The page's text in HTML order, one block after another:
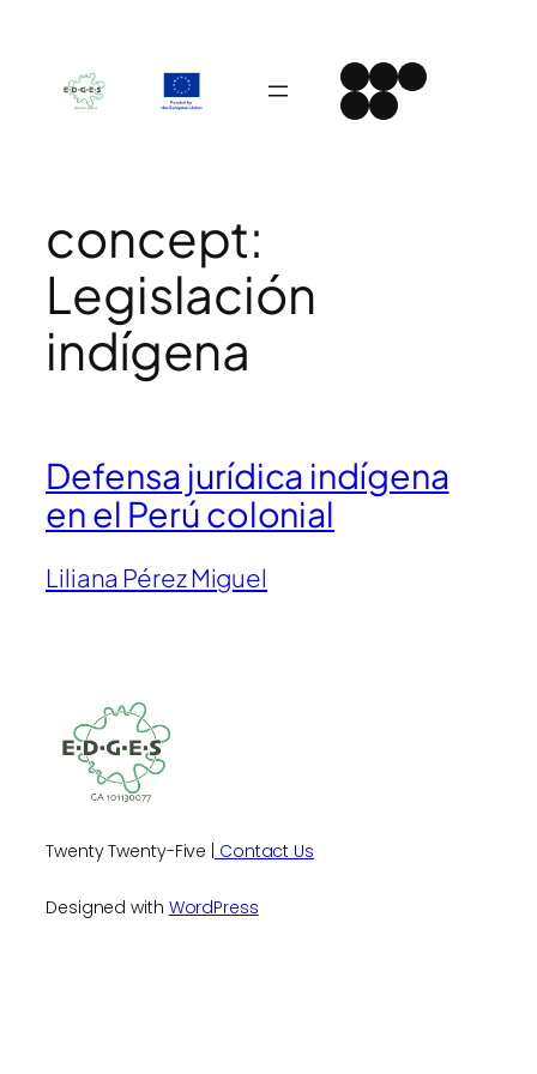
content
Instagram
Facebook
LinkedIn
Spotify
YouTube
concept:
Legislación
indígena
Defensa jurídica indígena
en el Perú colonial
Liliana Pérez Miguel
Twenty Twenty-Five | Contact Us
Designed with WordPress